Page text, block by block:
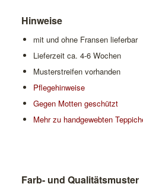
Hinweise
mit und ohne Fransen lieferbar
Lieferzeit ca. 4-6 Wochen
Musterstreifen vorhanden
Pflegehinweise
Gegen Motten geschützt
Mehr zu handgewebten
Farb- und Qualitätsmuster